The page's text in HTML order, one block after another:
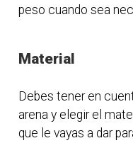
peso cuando sea
Material
Debes tener en
arena y elegir el
que le vayas a dar